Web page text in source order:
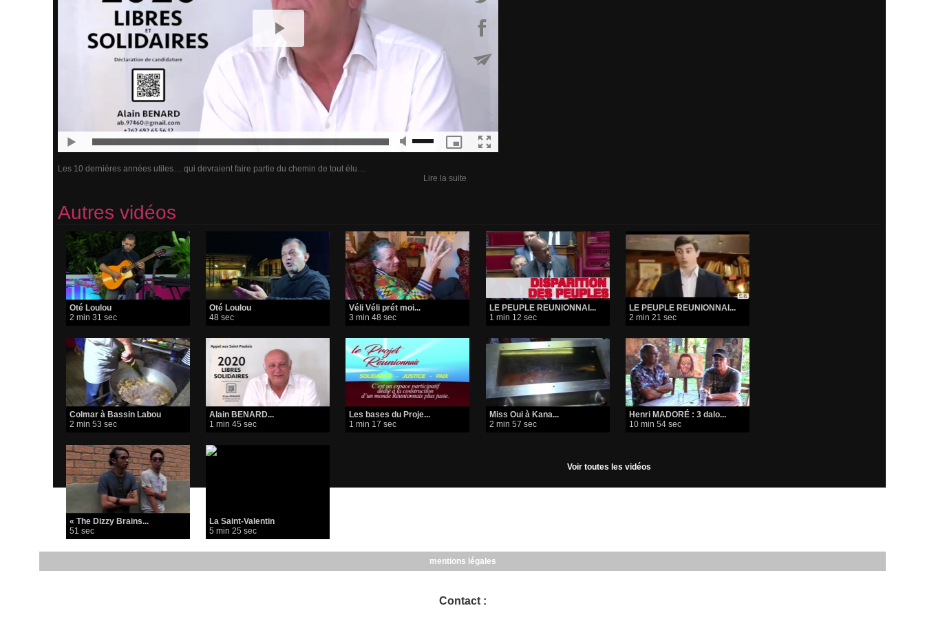
Les 10 dernières années utiles… qui devraient faire partie du chemin de tout élu…
Lire la suite
Autres vidéos
Oté Loulou
2 min 31 sec
Oté Loulou
48 sec
Véli Véli prét moi...
3 min 48 sec
LE PEUPLE REUNIONNAI...
1 min 12 sec
LE PEUPLE REUNIONNAI...
2 min 21 sec
Colmar à Bassin Labou
2 min 53 sec
Alain BENARD...
1 min 45 sec
Les bases du Proje...
1 min 17 sec
Miss Oui à Kana...
2 min 57 sec
Henri MADORÉ : 3 dalo...
10 min 54 sec
« The Dizzy Brains...
51 sec
La Saint-Valentin
5 min 25 sec
Voir toutes les vidéos
mentions légales
Contact :